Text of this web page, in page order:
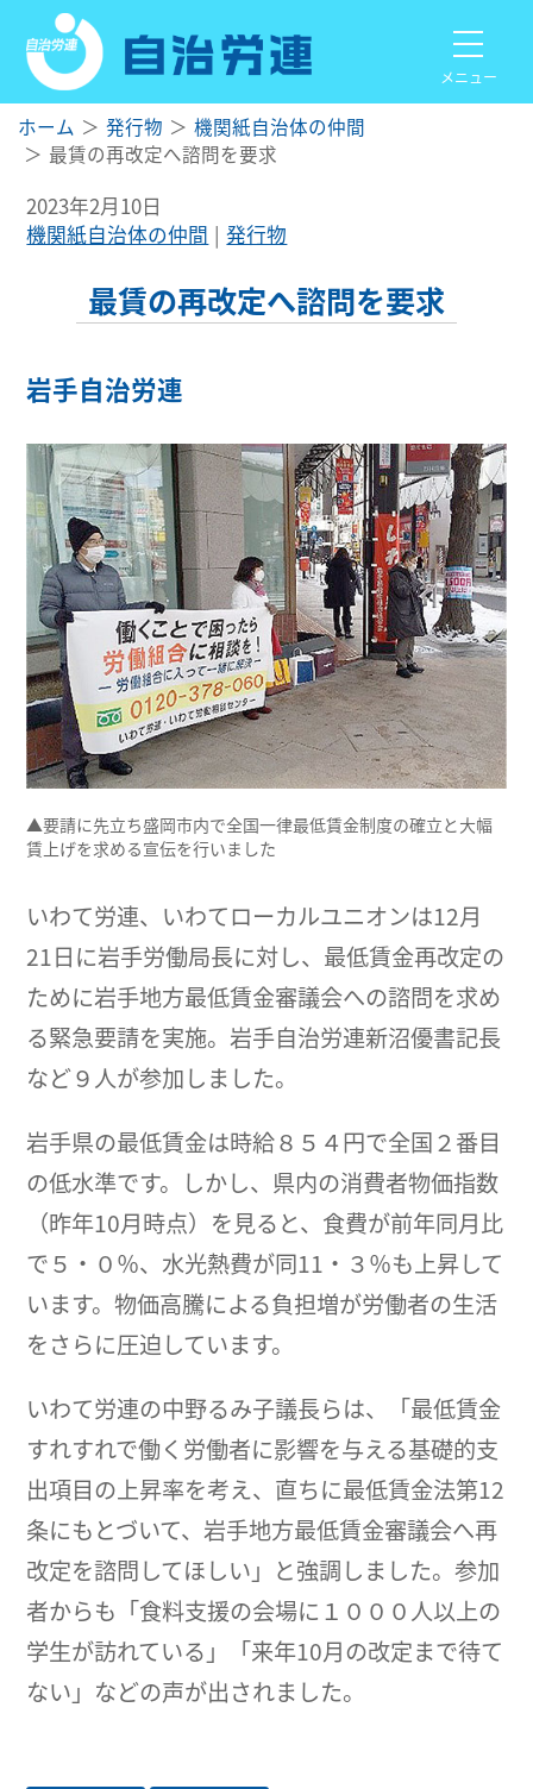
メニュー
ホーム 発行物
機関紙自治体の仲間
最賃の再改定へ諮問を要求
2023年2月10日
機関紙自治体の仲間
発行物
最賃の再改定へ諮問を要求
岩手自治労連
▲要請に先立ち盛岡市内で全国一律最低賃金制度の確立と大幅
賃上げを求める宣伝を行いました
いわて労連、いわてローカルユニオンは12月
21日に岩手労働局長に対し、最低賃金再改定の
ために岩手地方最低賃金審議会への諮問を求め
る緊急要請を実施。岩手自治労連新沼優書記長
など９人が参加しました。
岩手県の最低賃金は時給８５４円で全国２番目
の低水準です。しかし、県内の消費者物価指数
（昨年10月時点）を見ると、食費が前年同月比
で５・０％、水光熱費が同11・３％も上昇して
います。物価高騰による負担増が労働者の生活
をさらに圧迫しています。
いわて労連の中野るみ子議長らは、「最低賃金
すれすれで働く労働者に影響を与える基礎的支
出項目の上昇率を考え、直ちに最低賃金法第12
条にもとづいて、岩手地方最低賃金審議会へ再
改定を諮問してほしい」と強調しました。参加
者からも「食料支援の会場に１０００人以上の
学生が訪れている」「来年10月の改定まで待て
ない」などの声が出されました。